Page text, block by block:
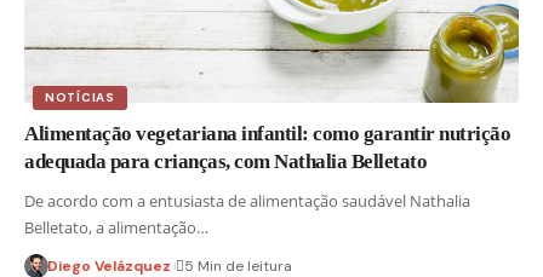
NOTÍCIAS
Alimentação vegetariana infantil: como garantir nutrição
adequada para crianças, com Nathalia Belletato
De acordo com a entusiasta de alimentação saudável Nathalia
Belletato, a alimentação…
Diego Velázquez 5 Min de leitura